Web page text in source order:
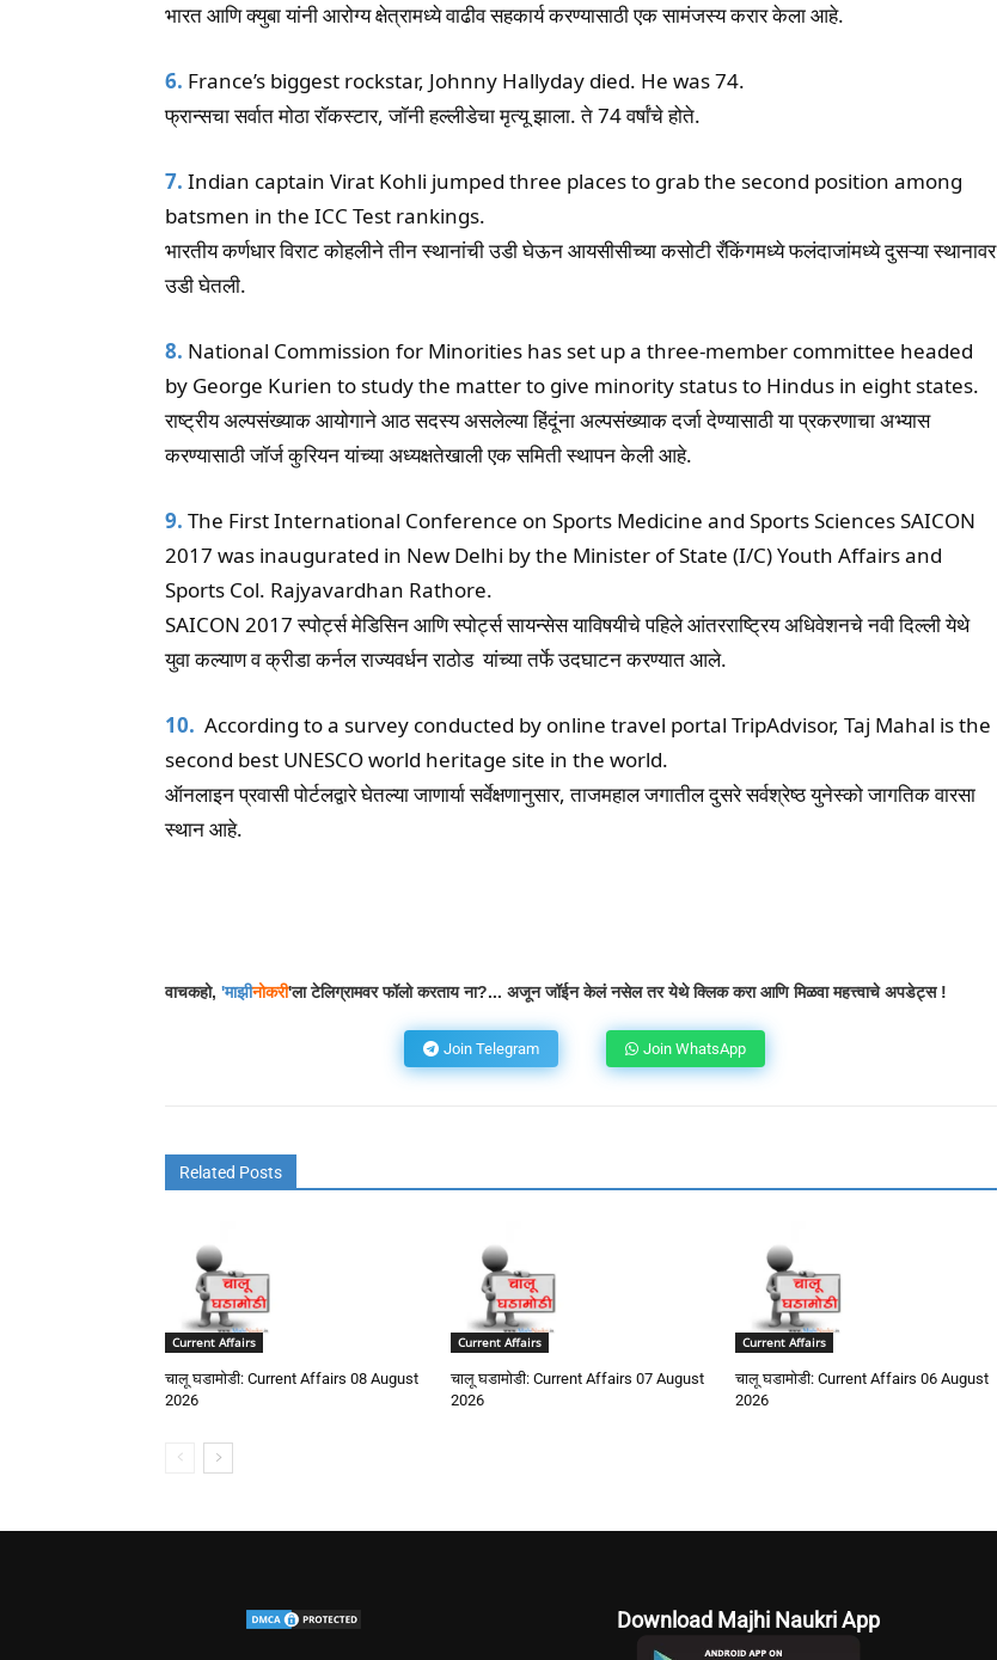
भारत आणि क्युबा यांनी आरोग्य क्षेत्रामध्ये वाढीव सहकार्य करण्यासाठी एक सामंजस्य करार केला आहे.
6. France’s biggest rockstar, Johnny Hallyday died. He was 74.
फ्रान्सचा सर्वात मोठा रॉकस्टार, जॉनी हल्लीडेचा मृत्यू झाला. ते 74 वर्षांचे होते.
7. Indian captain Virat Kohli jumped three places to grab the second position among
batsmen in the ICC Test rankings.
भारतीय कर्णधार विराट कोहलीने तीन स्थानांची उडी घेऊन आयसीसीच्या कसोटी रँकिंगमध्ये फलंदाजांमध्ये दुसऱ्या स्थानावर
उडी घेतली.
8. National Commission for Minorities has set up a three-member committee headed
by George Kurien to study the matter to give minority status to Hindus in eight states.
राष्ट्रीय अल्पसंख्याक आयोगाने आठ सदस्य असलेल्या हिंदूंना अल्पसंख्याक दर्जा देण्यासाठी या प्रकरणाचा अभ्यास
करण्यासाठी जॉर्ज कुरियन यांच्या अध्यक्षतेखाली एक समिती स्थापन केली आहे.
9. The First International Conference on Sports Medicine and Sports Sciences SAICON
2017 was inaugurated in New Delhi by the Minister of State (I/C) Youth Affairs and
Sports Col. Rajyavardhan Rathore.
SAICON 2017 स्पोर्ट्स मेडिसिन आणि स्पोर्ट्स सायन्सेस याविषयीचे पहिले आंतरराष्ट्रिय अधिवेशनचे नवी दिल्ली येथे
युवा कल्याण व क्रीडा कर्नल राज्यवर्धन राठोड यांच्या तर्फे उदघाटन करण्यात आले.
10. According to a survey conducted by online travel portal TripAdvisor, Taj Mahal is the
second best UNESCO world heritage site in the world.
ऑनलाइन प्रवासी पोर्टलद्वारे घेतल्या जाणार्या सर्वेक्षणानुसार, ताजमहाल जगातील दुसरे सर्वश्रेष्ठ युनेस्को जागतिक वारसा
स्थान आहे.
वाचकहो, 'माझीनोकरी'ला टेलिग्रामवर फॉलो करताय ना?... अजून जॉईन केलं नसेल तर येथे क्लिक करा आणि मिळवा महत्त्वाचे अपडेट्स !
Join Telegram Join WhatsApp
Related Posts
Current Affairs
चालू घडामोडी: Current Affairs 08 August
2026
Current Affairs
चालू घडामोडी: Current Affairs 07 August
2026
Current Affairs
चालू घडामोडी: Current Affairs 06 August
2026
Download Majhi Naukri App